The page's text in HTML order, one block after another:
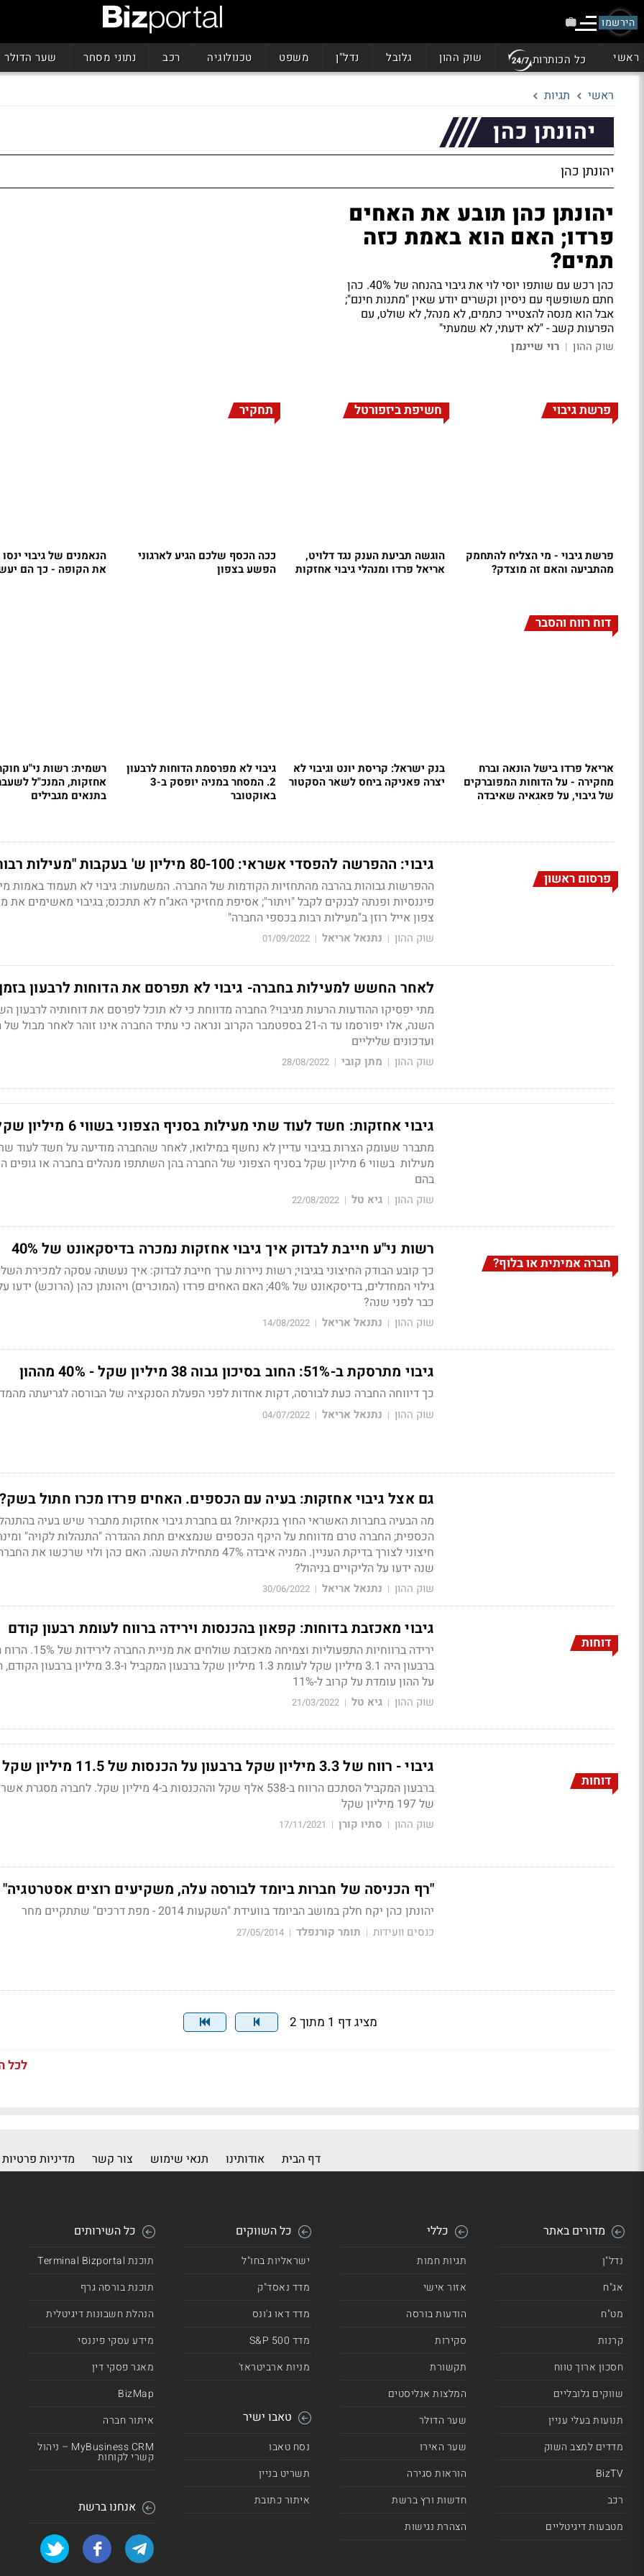
הירשמו
ראשי כל הכותרות שוק ההון גלובל נדל"ן משפט טכנולוגיה רכב נתוני מסחר שער הדולר
ראשי תגיות
יהונתן כהן
יהונתן כהן
יהונתן כהן תובע את האחים
פרדו; האם הוא באמת כזה
תמים?
כהן רכש עם שותפו יוסי לוי את גיבוי בהנחה של 40%. כהן
חתם משופשף עם ניסיון וקשרים יודע שאין "מתנות חינם";
אבל הוא מנסה להצטייר כתמים, לא מנהל, לא שולט, עם
הפרעות קשב - "לא ידעתי, לא שמעתי"
שוק ההון | רוי שיינמן
פרשת גיבוי
פרשת גיבוי - מי הצליח להתחמק
מהתביעה והאם זה מוצדק?
חשיפת ביזפורטל
הוגשה תביעת הענק נגד דלויט,
אריאל פרדו ומנהלי גיבוי אחזקות
תחקיר
ככה הכסף שלכם הגיע לארגוני
הפשע בצפון
הנאמנים של גיבוי
את הקופה - כך הם
דוח רווח והסבר
אריאל פרדו בישל הונאה וברח
מחקירה - על הדוחות המפוברקים
של גיבוי, על פאגאיה שאיבדה
בנק ישראל: קריסת יונט וגיבוי לא
יצרה פאניקה ביחס לשאר הסקטור
גיבוי לא מפרסמת הדוחות לרבעון
2. המסחר במניה יופסק ב-3
באוקטובר
רשמית: רשות ני"ע
אחזקות, המנכ"ל
בתנאים מגבילים
פרסום ראשון
גיבוי: ההפרשה להפסדי אשראי: 80-100 מיליון ש' בעקבות "מעילות רבות"
ההפרשות גבוהות בהרבה מהתחזיות הקודמות של החברה. המשמעות: גיבוי לא תעמוד באמות
פיננסיות ופנתה לבנקים לקבל "ויתור"; אסיפת מחזיקי האג"ח לא תתכנס; בגיבוי מאשימים את
צפון אייל רוזן ב"מעילות רבות בכספי החברה"
שוק ההון | נתנאל אריאל |
01/09/2022
לאחר החשש למעילות בחברה- גיבוי לא תפרסם את הדוחות לרבעון
מתי יפסיקו ההודעות הרעות מגיבוי? החברה מדווחת כי לא תוכל לפרסם את דוחותיה לרבעון
השנה, אלו יפורסמו עד ה-21 בספטמבר הקרוב ונראה כי עתיד החברה אינו זוהר לאחר מבול
ועדכונים שליליים
שוק ההון | מתן קובי |
28/08/2022
גיבוי אחזקות: חשד לעוד שתי מעילות בסניף הצפוני בשווי 6 מיליון שקל
מתברר שעומק הצרות בגיבוי עדיין לא נחשף במילואו, לאחר שהחברה מודיעה על חשד לעוד
מעילות בשווי 6 מיליון שקל בסניף הצפוני של החברה בהן השתתפו מנהלים בחברה או
בהם
שוק ההון | גיא טל |
22/08/2022
חברה אמיתית או בלוף?
רשות ני"ע חייבת לבדוק איך גיבוי אחזקות נמכרה בדיסקאונט של 40%
כך קובע הבודק החיצוני בגיבוי; רשות ניירות ערך חייבת לבדוק: איך נעשתה עסקה למכירת
גילוי המחדלים, בדיסקאונט של 40%; האם האחים פרדו (המוכרים) ויהונתן כהן (הרוכש)
כבר לפני שנה?
שוק ההון | נתנאל אריאל |
14/08/2022
גיבוי מתרסקת ב-51%: החוב בסיכון גבוה 38 מיליון שקל - 40% מההון
כך דיווחה החברה כעת לבורסה, דקות אחדות לפני הפעלת הסנקציה של הבורסה לגריעתה
שוק ההון | נתנאל אריאל |
04/07/2022
גם אצל גיבוי אחזקות: בעיה עם הכספים. האחים פרדו מכרו חתול בשק?
מה הבעיה בחברות האשראי החוץ בנקאיות? גם בחברת גיבוי אחזקות מתברר שיש בעיה
הכספית; החברה טרם מדווחת על היקף הכספים שנמצאים תחת ההגדרה "התנהלות לקויה"
חיצוני לצורך בדיקת העניין. המניה איבדה 47% מתחילת השנה. האם כהן ולוי שרכשו את
שנה ידעו על הליקויים בניהול?
שוק ההון | נתנאל אריאל |
30/06/2022
דוחות
גיבוי מאכזבת בדוחות: קפאון בהכנסות וירידה ברווח לעומת רבעון קודם
ירידה ברווחיות התפעוליות וצמיחה מאכזבת שולחים
ברבעון היה 3.1 מיליון שקל לעומת 1.3 מיליון שקל ברבעון המקביל ו-3.3
על ההון עומדת על קרוב ל-11%
שוק ההון | גיא טל |
21/03/2022
דוחות
גיבוי - רווח של 3.3 מיליון שקל ברבעון על הכנסות של 11.5 מיליון שקל
ברבעון המקביל הסתכם הרווח ב-538 אלף שקל וההכנסות ב-4 מיליון שקל.
של 197 מיליון שקל
שוק ההון | סתיו קורן |
17/11/2021
"רף הכניסה של חברות ביומד לבורסה עלה, משקיעים רוצים אסטרטגיה"
יהונתן כהן יקח חלק במושב הביומד בוועידת"השקעות 2014 - מפת דרכים" שתתקיים מחר
כנסים וועידות | תומר קורנפלד |
27/05/2014
מציג דף 1 מתוך 2
לכל
דף הבית אודותינו תנאי שימוש צור קשר מדיניות פרטיות
מדורים באתר
נדל"ן
אג"ח
מט"ח
קרנות
חסכון ארוך טווח
שווקים גלובליים
תנועות בעלי עניין
מדדים למצב השוק
BizTV
רכב
מטבעות דיגיטליים
כללי
תגיות חמות
אזור אישי
הודעות בורסה
סקירות
תקשורת
המלצות אנליסטים
שער הדולר
שער האירו
הוראות סגירה
חדשות ורץ ברשת
הצהרת נגישות
כל השווקים
ישראליות בחו"ל
מדד נאסד"ק
מדד דאו ג'ונס
מדד 500 S&P
מניות ארביטראז'
טאבו ישיר
נסח טאבו
תשריט בניין
איתור כתובת
כל השירותים
תוכנת Terminal Bizportal
תוכנת בורסה גרף
הנהלת חשבונות דיגיטלית
מידע עסקי פיננסי
מאגר פסקי דין
BizMap
איתור חברה
MyBusiness CRM – ניהול
קשרי לקוחות
אנחנו ברשת